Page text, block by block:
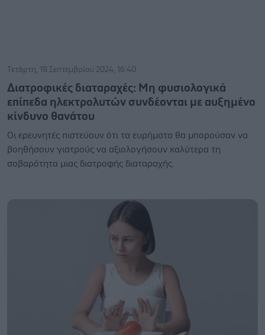
Τετάρτη, 18 Σεπτεμβρίου 2024, 16:40
Διατροφικές διαταραχές: Μη φυσιολογικά
επίπεδα ηλεκτρολυτών συνδέονται με αυξημένο
κίνδυνο θανάτου
Οι ερευνητές πιστεύουν ότι τα ευρήματα θα μπορούσαν να
βοηθήσουν γιατρούς να αξιολογήσουν καλύτερα τη
σοβαρότητα μιας διατροφής διαταραχής.